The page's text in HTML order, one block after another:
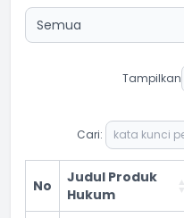
Tampilkan
Cari:
No
Judul Produk
Hukum